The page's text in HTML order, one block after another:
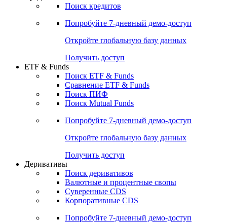
Откройте глобальную базу данных
Получить доступ
Поиск кредитов
Попробуйте7-дневный
Откройте глобальную базу данных
Получить доступ
ETF & Funds
Сравнение ETF & Funds
Поиск Mutual Funds
Попробуйте7-дневный
Откройте глобальную базу данных
Получить доступ
Деривативы
Валютные и процентные свопы